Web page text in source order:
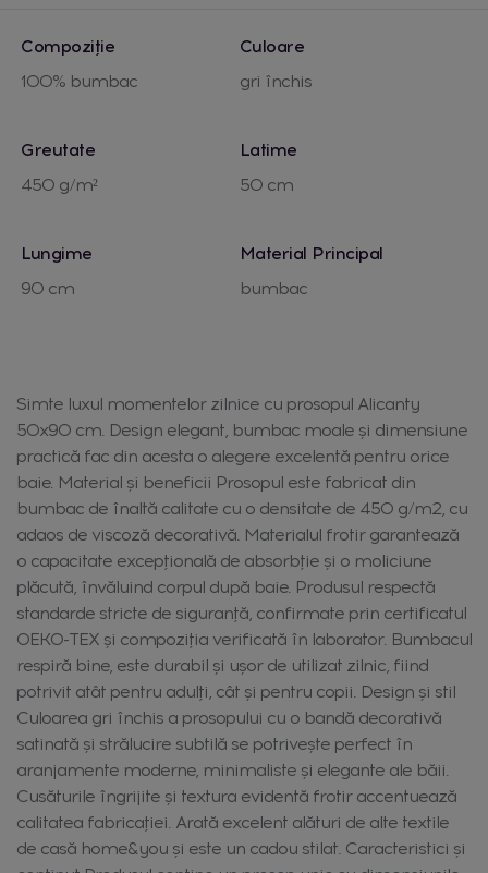
Compoziție
100% bumbac
Culoare
gri închis
Greutate
450 g/m²
Latime
50 cm
Lungime
90 cm
Material Principal
bumbac
Simte luxul momentelor zilnice cu prosopul Alicanty
50x90 cm. Design elegant, bumbac moale și dimensiune
practică fac din acesta o alegere excelentă pentru orice
baie. Material și beneficii Prosopul este fabricat din
bumbac de înaltă calitate cu o densitate de 450 g/m2, cu
adaos de viscoză decorativă. Materialul frotir garantează
o capacitate excepțională de absorbție și o moliciune
plăcută, învăluind corpul după baie. Produsul respectă
standarde stricte de siguranță, confirmate prin certificatul
OEKO-TEX și compoziția verificată în laborator. Bumbacul
respiră bine, este durabil și ușor de utilizat zilnic, fiind
potrivit atât pentru adulți, cât și pentru copii. Design și stil
Culoarea gri închis a prosopului cu o bandă decorativă
satinată și strălucire subtilă se potrivește perfect în
aranjamente moderne, minimaliste și elegante ale băii.
Cusăturile îngrijite și textura evidentă frotir accentuează
calitatea fabricației. Arată excelent alături de alte textile
de casă home&you și este un cadou stilat. Caracteristici și